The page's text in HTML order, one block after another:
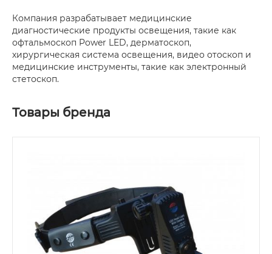
Компания разрабатывает медицинские
диагностические продукты освещения, такие как
офтальмоскоп Power LED, дерматоскоп,
хирургическая система освещения, видео отоскоп и
медицинские инструменты, такие как электронный
стетоскоп.
Товары бренда